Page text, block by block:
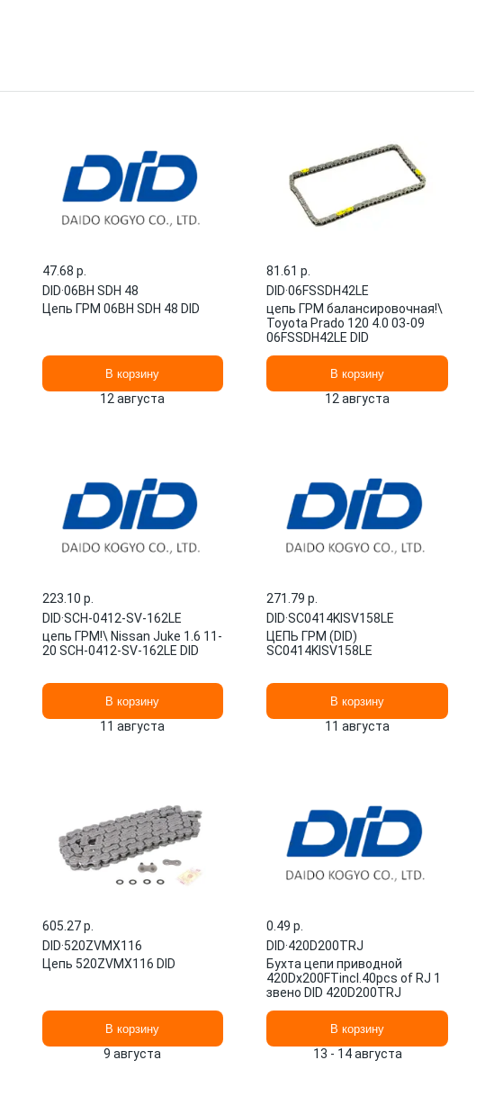
47.68 p.
DID·06BH SDH 48
Цепь ГРМ 06BH SDH 48 DID
В корзину
12 августа
81.61 p.
DID·06FSSDH42LE
цепь ГРМ балансировочная!\
Toyota Prado 120 4.0 03-09
06FSSDH42LE DID
В корзину
12 августа
223.10 p.
DID·SCH-0412-SV-162LE
цепь ГРМ!\ Nissan Juke 1.6 11-
20 SCH-0412-SV-162LE DID
В корзину
11 августа
271.79 p.
DID·SC0414KISV158LE
ЦЕПЬ ГРМ (DID)
SC0414KISV158LE
В корзину
11 августа
605.27 p.
DID·520ZVMX116
Цепь 520ZVMX116 DID
В корзину
9 августа
0.49 p.
DID·420D200TRJ
Бухта цепи приводной
420Dx200FTincl.40pcs of RJ 1
звено DID 420D200TRJ
В корзину
13 - 14 августа